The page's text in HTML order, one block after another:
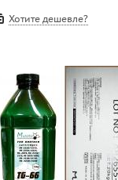
Хотите дешевле?